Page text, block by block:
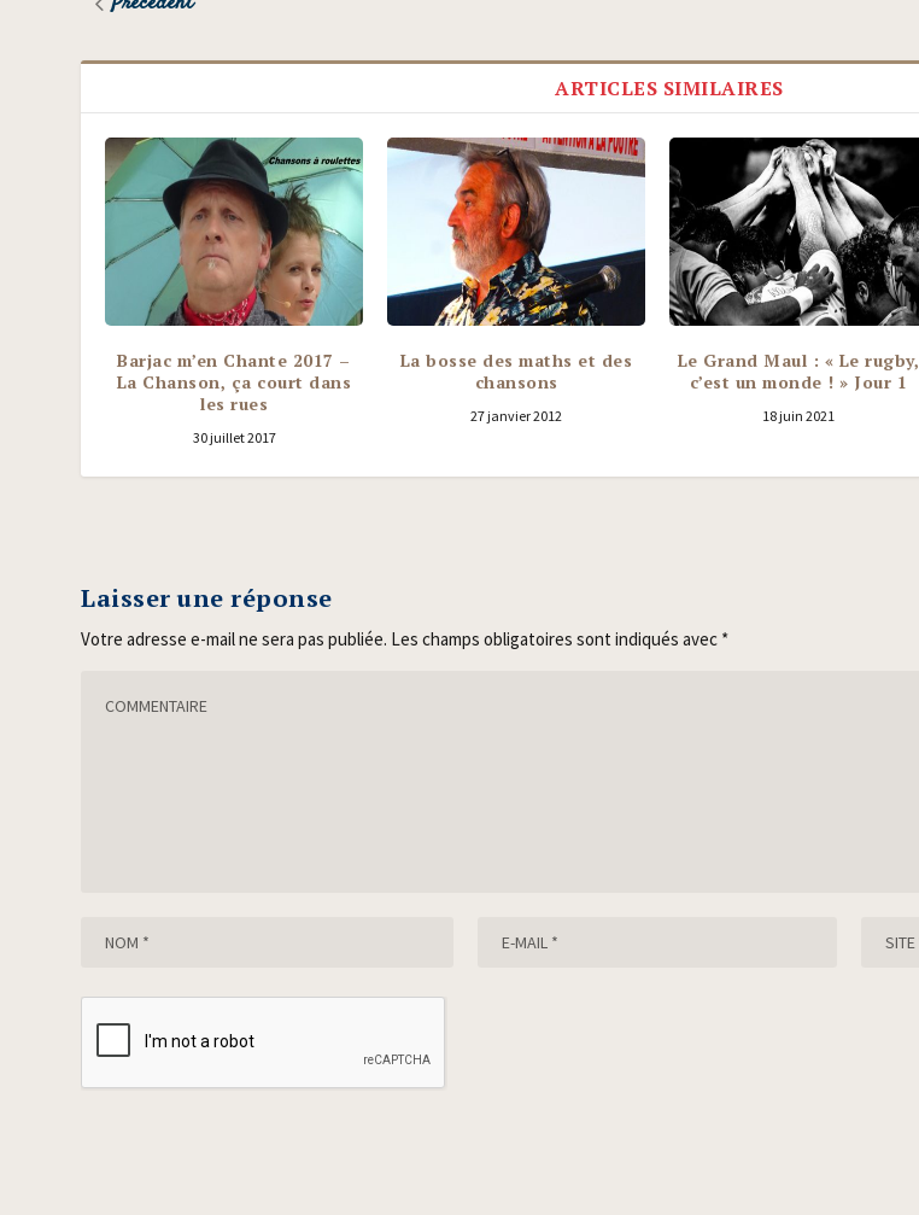
ARTICLES SIMILAIRES
Barjac m’en Chante 2017 –
La Chanson, ça court dans
les rues
30 juillet 2017
La bosse des maths et des
chansons
27 janvier 2012
Le Grand Maul : « Le rugby,
c’est un monde ! » Jour 1
18 juin 2021
Laisser une réponse
Votre adresse e-mail ne sera pas publiée. Les champs obligatoires sont indiqués avec *